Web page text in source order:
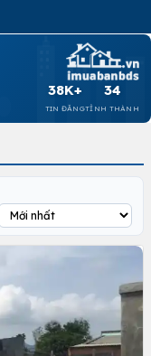
38K+
TIN ĐĂNG
34
TỈNH THÀNH